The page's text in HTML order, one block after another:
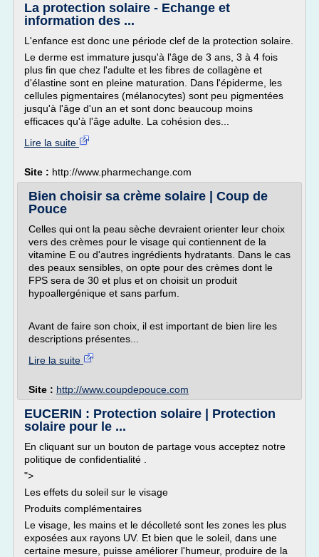
La protection solaire - Echange et
information des ...
L'enfance est donc une période clef de la protection solaire.
Le derme est immature jusqu'à l'âge de 3 ans, 3 à 4 fois
plus fin que chez l'adulte et les fibres de collagène et
d'élastine sont en pleine maturation. Dans l'épiderme, les
cellules pigmentaires (mélanocytes) sont peu pigmentées
jusqu'à l'âge d'un an et sont donc beaucoup moins
efficaces qu'à l'âge adulte. La cohésion des...
Lire la suite
Site : http://www.pharmechange.com
Bien choisir sa crème solaire | Coup de
Pouce
Celles qui ont la peau sèche devraient orienter leur choix
vers des crèmes pour le visage qui contiennent de la
vitamine E ou d'autres ingrédients hydratants. Dans le cas
des peaux sensibles, on opte pour des crèmes dont le
FPS sera de 30 et plus et on choisit un produit
hypoallergénique et sans parfum.
Avant de faire son choix, il est important de bien lire les
descriptions présentes...
Lire la suite
Site : http://www.coupdepouce.com
EUCERIN : Protection solaire | Protection
solaire pour le ...
En cliquant sur un bouton de partage vous acceptez notre
politique de confidentialité .
">
Les effets du soleil sur le visage
Produits complémentaires
Le visage, les mains et le décolleté sont les zones les plus
exposées aux rayons UV. Et bien que le soleil, dans une
certaine mesure, puisse améliorer l'humeur, produire de la